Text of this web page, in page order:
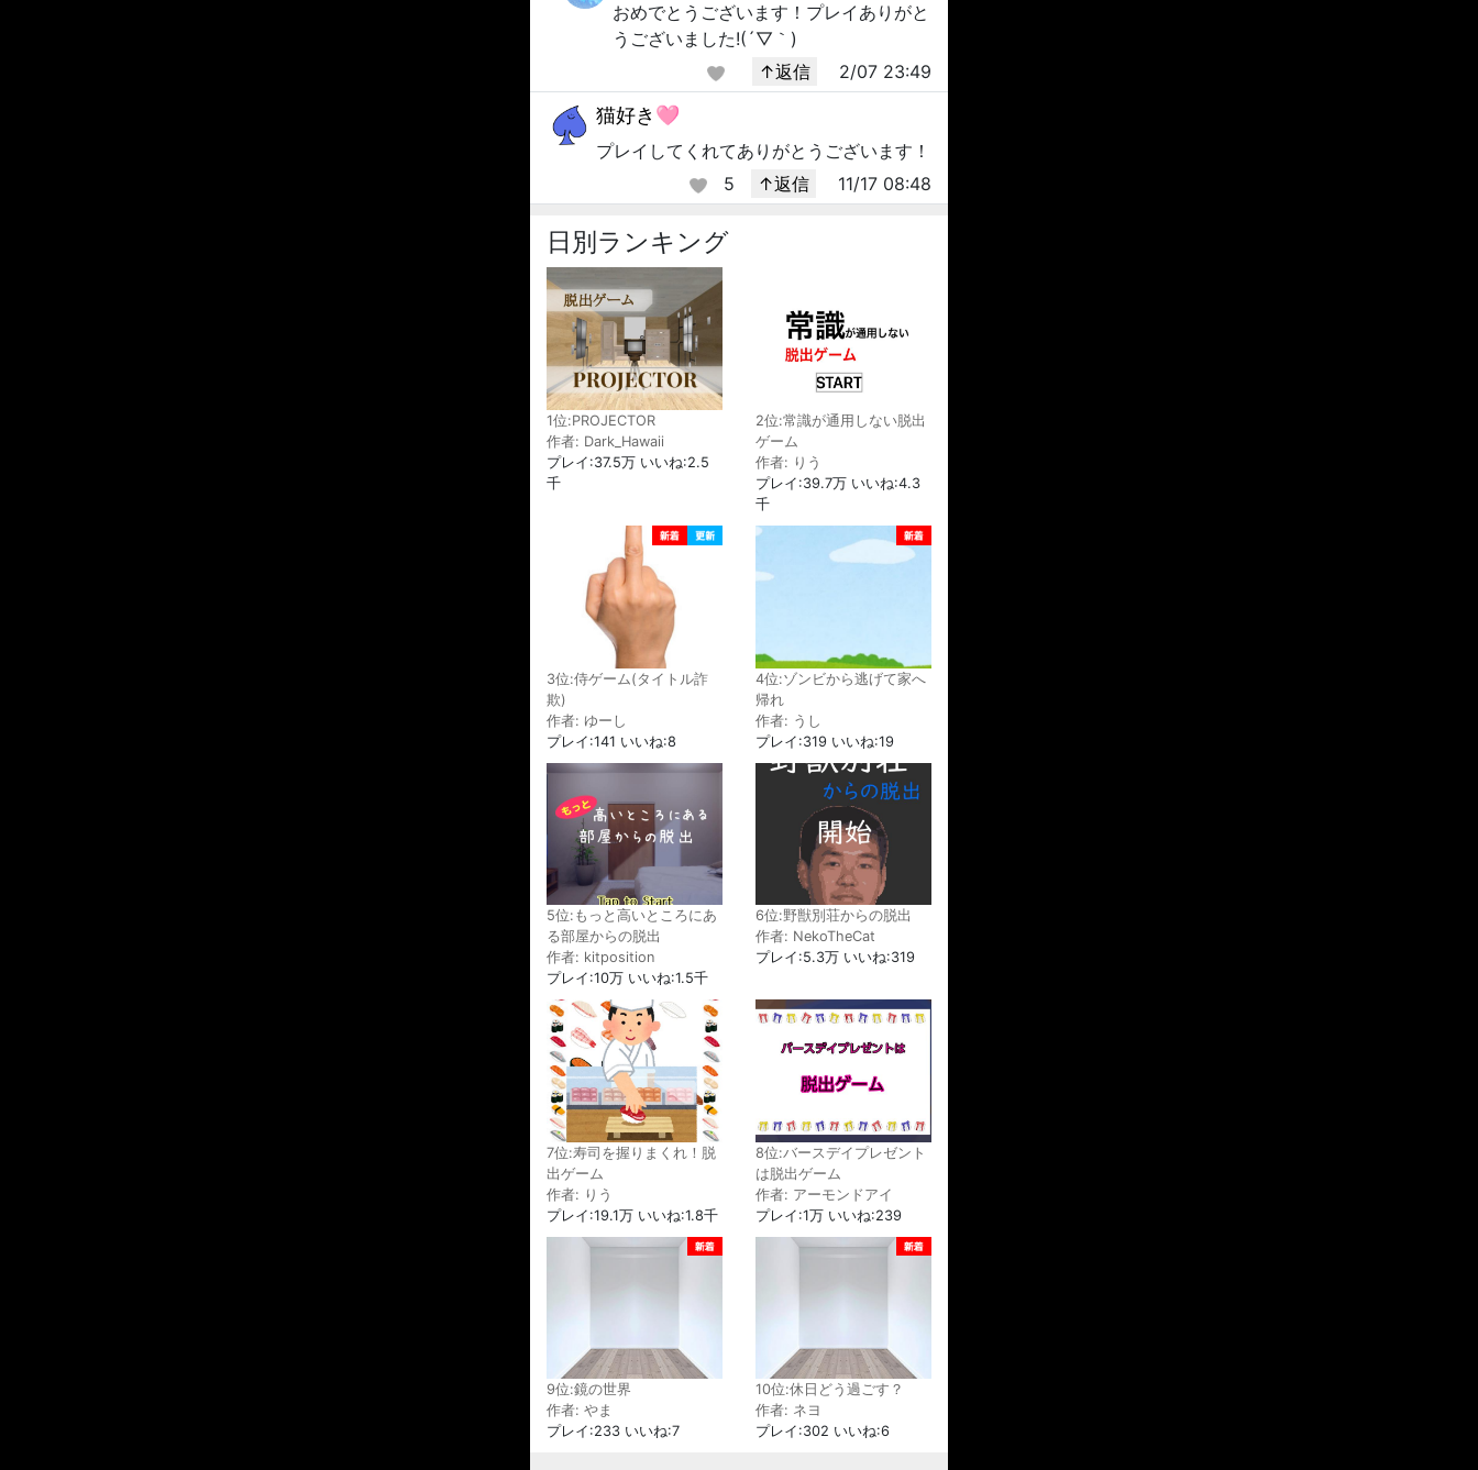
おめでとうございます！プレイありがと
うございました!(´▽｀)
↑返信
2/07 23:49
猫好き🩷
プレイしてくれてありがとうございます！
5
↑返信 11/17 08:48
日別ランキング
1位:PROJECTOR
作者: Dark_Hawaii
プレイ:37.5万 いいね:2.5
千
2位:常識が通用しない脱出
ゲーム
作者: りう
プレイ:39.7万 いいね:4.3
千
3位:侍ゲーム(タイトル詐
欺)
作者: ゆーし
プレイ:141 いいね:8
4位:ゾンビから逃げて家へ
帰れ
作者: うし
プレイ:319 いいね:19
5位:もっと高いところにあ
る部屋からの脱出
作者: kitposition
プレイ:10万 いいね:1.5千
6位:野獣別荘からの脱出
作者: NekoTheCat
プレイ:5.3万 いいね:319
7位:寿司を握りまくれ！脱
出ゲーム
作者: りう
プレイ:19.1万 いいね:1.8千
8位:バースデイプレゼント
は脱出ゲーム
作者: アーモンドアイ
プレイ:1万 いいね:239
9位:鏡の世界
作者: やま
プレイ:233 いいね:7
10位:休日どう過ごす？
作者: ネヨ
プレイ:302 いいね:6